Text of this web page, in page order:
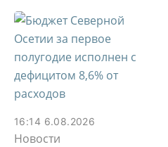
16:14 6.08.2026
Новости